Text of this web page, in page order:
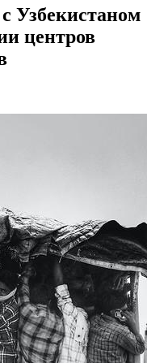
Узбекистаном
центров